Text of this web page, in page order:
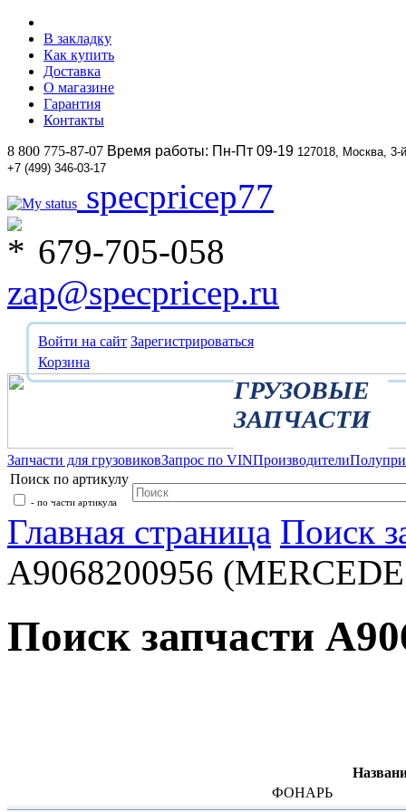
В закладку
Как купить
Доставка
О магазине
Гарантия
Контакты
8 800 775-87-07 Время работы: Пн-Пт 09-19 127018, Москва,
+7 (499) 346-03-17
specpricep77
679-705-058
zap@specpricep.ru
Войти на сайт Зарегистрироваться
Корзина
ГРУЗОВЫЕ
ЗАПЧАСТИ
Запчасти для грузовиковЗапрос по VINПроизводители
Поиск по артикулу
- по части артикула
Главная страница Поиск
A9068200956
Поиск запчасти
ФОНАРЬ